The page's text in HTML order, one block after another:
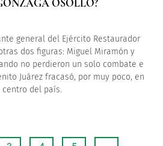
OSOLLO?
general del Ejército Restaurador
dos figuras: Miguel Miramón y
no perdieron un solo combate e
Juárez fracasó, por muy poco, en
del país.